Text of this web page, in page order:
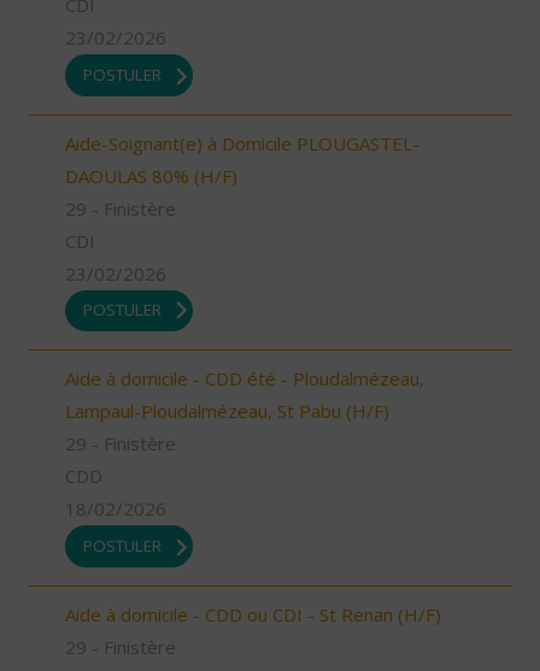
CDI
23/02/2026
POSTULER
Aide-Soignant(e) à Domicile PLOUGASTEL-
DAOULAS 80% (H/F)
29 - Finistère
CDI
23/02/2026
POSTULER
Aide à domicile - CDD été - Ploudalmézeau,
Lampaul-Ploudalmézeau, St Pabu (H/F)
29 - Finistère
CDD
18/02/2026
POSTULER
Aide à domicile - CDD ou CDI - St Renan (H/F)
29 - Finistère